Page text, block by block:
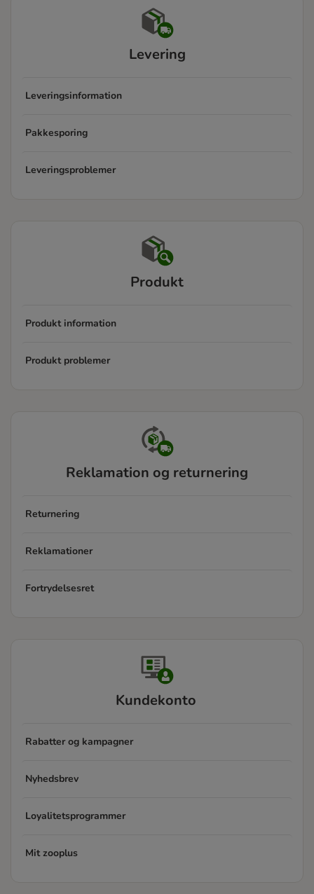
Levering
Leveringsinformation
Pakkesporing
Leveringsproblemer
Produkt
Produkt information
Produkt problemer
Reklamation og returnering
Returnering
Reklamationer
Fortrydelsesret
Kundekonto
Rabatter og kampagner
Nyhedsbrev
Loyalitetsprogrammer
Mit zooplus